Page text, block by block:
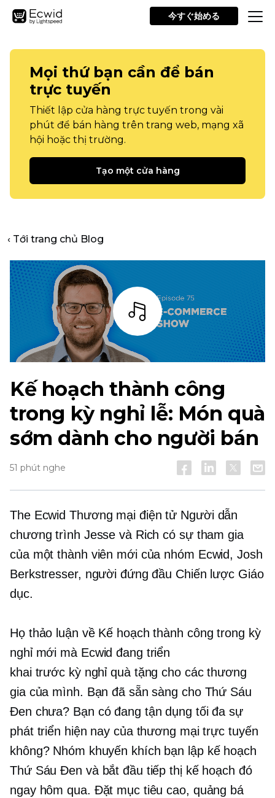
今すぐ始める
Mọi thứ bạn cần để bán
trực tuyến
Thiết lập cửa hàng trực tuyến trong vài
phút để bán hàng trên trang web, mạng xã
hội hoặc thị trường.
Tạo một cửa hàng
‹ Tới trang chủ Blog
Thanh
Kế hoạch thành công
trong kỳ nghỉ lễ: Món quà
sớm dành cho người bán
51 phút nghe
The EcwidThương mại điện tử Người dẫn
chương trình Jesse và Rich có sự tham gia
của một thành viên mới của nhóm Ecwid, Josh
Berkstresser, người đứng đầu Chiến lược Giáo
dục.
Họ thảo luận về Kế hoạch thành công trong kỳ
nghỉ mới mà Ecwid đang triển
khai trước kỳ nghỉquà tặng cho các thương
gia của mình. Bạn đã sẵn sàng cho Thứ Sáu
Đen chưa? Bạn có đang tận dụng tối đa sự
phát triển hiện nay của thương mại trực tuyến
không? Nhóm khuyến khích bạn lập kế hoạch
Thứ Sáu Đen và bắt đầu tiếp thị kế hoạch đó
ngay hôm qua. Đặt mục tiêu cao, quảng bá